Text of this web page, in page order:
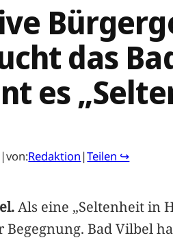
das
es
|von:Redaktion |Teilen ↪
Als eine „Seltenheit in
Begegnung. Bad Vilbel